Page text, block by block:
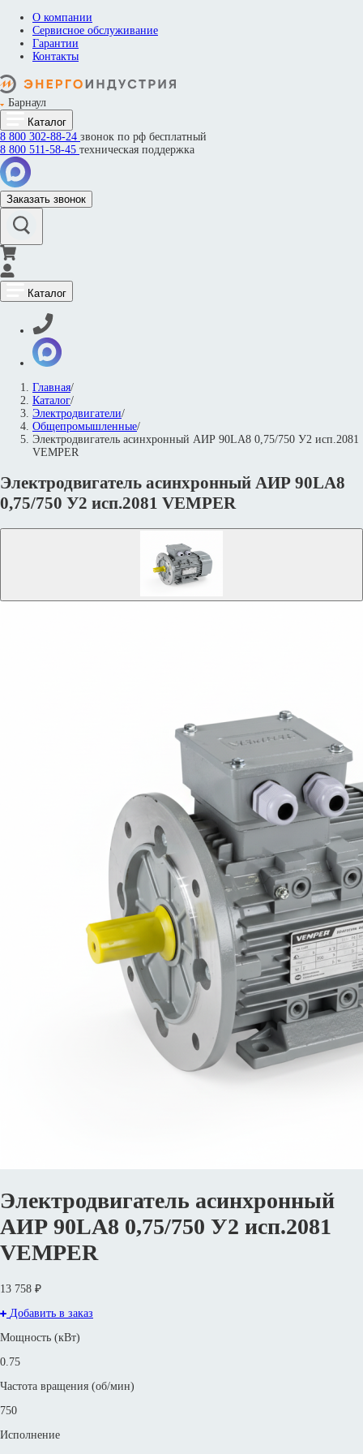
О компании
Сервисное обслуживание
Гарантии
Контакты
Барнаул
Каталог
8 800 302-88-24 звонок по рф бесплатный
8 800 511-58-45 техническая поддержка
Заказать звонок
Каталог
Главная/
Каталог/
Электродвигатели/
Общепромышленные/
Электродвигатель асинхронный АИР 90LА8 0,75/750 У2 исп.2081
VEMPER
Электродвигатель асинхронный АИР 90LА8
0,75/750 У2 исп.2081 VEMPER
Электродвигатель асинхронный
АИР 90LА8 0,75/750 У2 исп.2081
VEMPER
13 758 ₽
Добавить в заказ
Мощность (кВт)
0.75
Частота вращения (об/мин)
750
Исполнение